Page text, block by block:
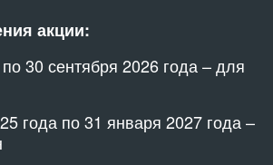
акции:
30 сентября 2026 года – для
года по 31 января 2027 года –